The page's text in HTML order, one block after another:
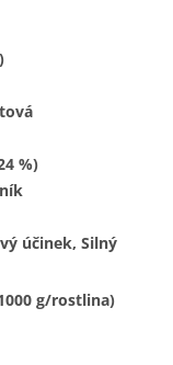
%)
účinek, Silný
g/rostlina)